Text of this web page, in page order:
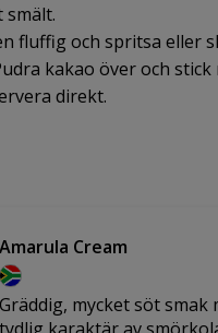
smält.
fluffig och spritsa eller
kakao över och stick
direkt.
Amarula Cream
Gräddig, mycket söt smak